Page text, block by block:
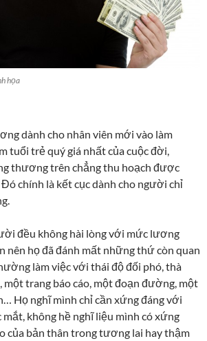
họa
dành cho nhân viên mới vào làm
tuổi trẻ quý giá nhất của cuộc đời,
thương trên chẳng thu hoạch được
chính là kết cục dành cho người chỉ
đều không hài lòng với mức lương
nên họ đã đánh mất những thứ còn quan
làm việc với thái độ đối phó, thà
một trang báo cáo, một đoạn đường, một
Họ nghĩ mình chỉ cần xứng đáng với
không hề nghĩ liệu mình có xứng
của bản thân trong tương lai hay thậm